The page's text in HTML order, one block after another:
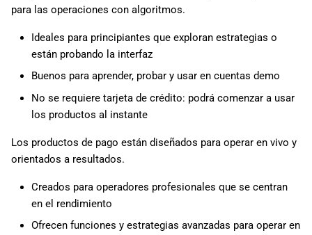
para las operaciones con algoritmos.
Ideales para principiantes que exploran estrategias o
están probando la interfaz
Buenos para aprender, probar y usar en cuentas demo
No se requiere tarjeta de crédito: podrá comenzar a usar
los productos al instante
Los productos de pago están diseñados para operar en vivo y
orientados a resultados.
Creados para operadores profesionales que se centran
en el rendimiento
Ofrecen funciones y estrategias avanzadas para operar en